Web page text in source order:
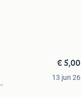
€ 5,00
13 jun 26